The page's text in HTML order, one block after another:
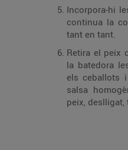
Incorpora-hi
continua la
tant en tant.
Retira el peix
la batedora
els ceballots
salsa
peix,